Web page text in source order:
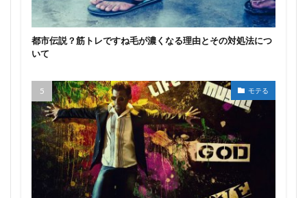
都市伝説？筋トレですね毛が濃くなる理由とその対処法につ
いて
モテる